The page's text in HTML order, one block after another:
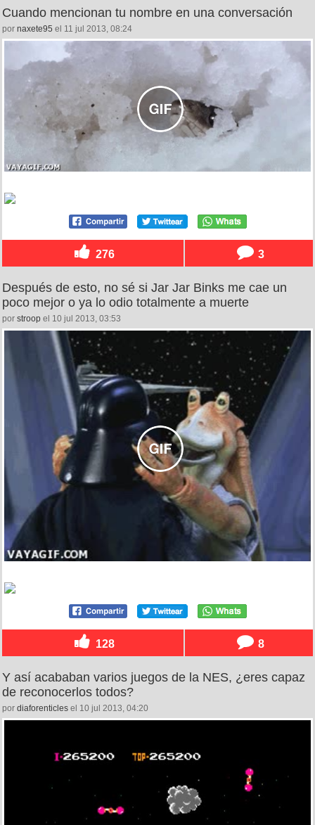
Cuando mencionan tu nombre en una conversación
por naxete95 el 11 jul 2013, 08:24
276 3
Después de esto, no sé si Jar Jar Binks me cae un
poco mejor o ya lo odio totalmente a muerte
por stroop el 10 jul 2013, 03:53
128 8
Y así acababan varios juegos de la NES, ¿eres capaz
de reconocerlos todos?
por diaforenticles el 10 jul 2013, 04:20